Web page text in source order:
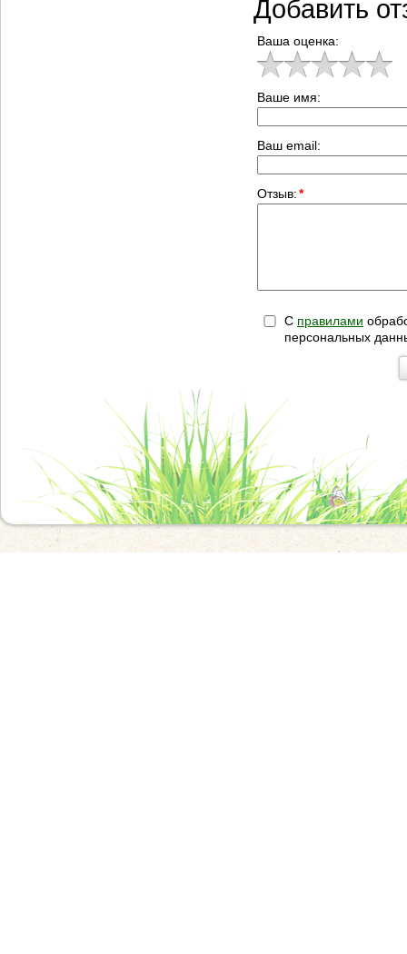
Добавить
Ваша оценка:
Ваше имя:
Ваш email:
Отзыв:*
С правилами
персональных